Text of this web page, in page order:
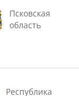
Псковская
область
Республика